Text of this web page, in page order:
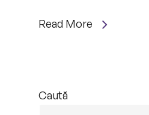
Read More
Caută